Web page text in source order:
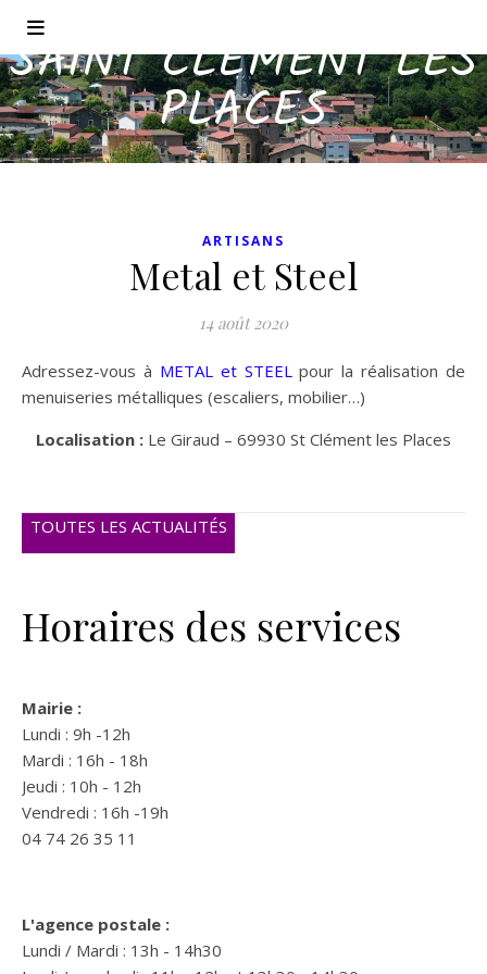
SAINT CLÉMENT LES
PLACES
ARTISANS
Metal et Steel
14 août 2020
Adressez-vous à METAL et STEELpour la réalisation de
menuiseries métalliques (escaliers, mobilier…)
Localisation : Le Giraud – 69930 St Clément les Places
TOUTES LES ACTUALITÉS
Horaires des services
Mairie :
Lundi : 9h -12h
Mardi : 16h - 18h
Jeudi : 10h - 12h
Vendredi : 16h -19h
04 74 26 35 11
L'agence postale :
Lundi / Mardi : 13h - 14h30